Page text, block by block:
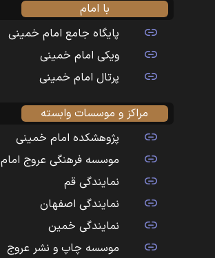
با امام
پایگاه جامع امام خمینی
ویکی امام خمینی
پرتال امام خمینی
مراکز و موسسات وابسته
پژوهشکده امام خمینی
موسسه فرهنگی عروج امام
نمایندگی قم
نمایندگی اصفهان
نمایندگی خمین
موسسه چاپ و نشر عروج